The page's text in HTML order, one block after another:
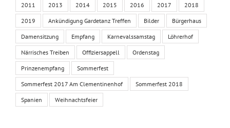
2011 2013 2014 2015 2016 2017 2018
2019 Ankündigung Gardetanz Treffen Bilder Bürgerhaus
Damensitzung Empfang Karnevalssamstag Löhrerhof
Närrisches Treiben Offiziersappell Ordenstag
Prinzenempfang Sommerfest
Sommerfest 2017 Am Clementinenhof Sommerfest 2018
Spanien Weihnachtsfeier